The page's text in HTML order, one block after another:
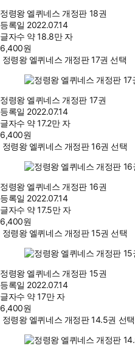
정령왕 엘퀴네스 개정판 18권
등록일 2022.07.14
글자수 약 18.8만 자
6,400원
정령왕 엘퀴네스 개정판 17권 선택
정령왕 엘퀴네스 개정판 17권
등록일 2022.07.14
글자수 약 17.2만 자
6,400원
정령왕 엘퀴네스 개정판 16권 선택
정령왕 엘퀴네스 개정판 16권
등록일 2022.07.14
글자수 약 17.5만 자
6,400원
정령왕 엘퀴네스 개정판 15권 선택
정령왕 엘퀴네스 개정판 15권
등록일 2022.07.14
글자수 약 17만 자
6,400원
정령왕 엘퀴네스 개정판 14.5권 선택